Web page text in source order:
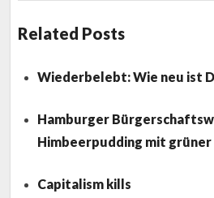
Related Posts
Wiederbelebt: Wie neu ist
Hamburger
Himbeerpudding mit grüner
Capitalism kills